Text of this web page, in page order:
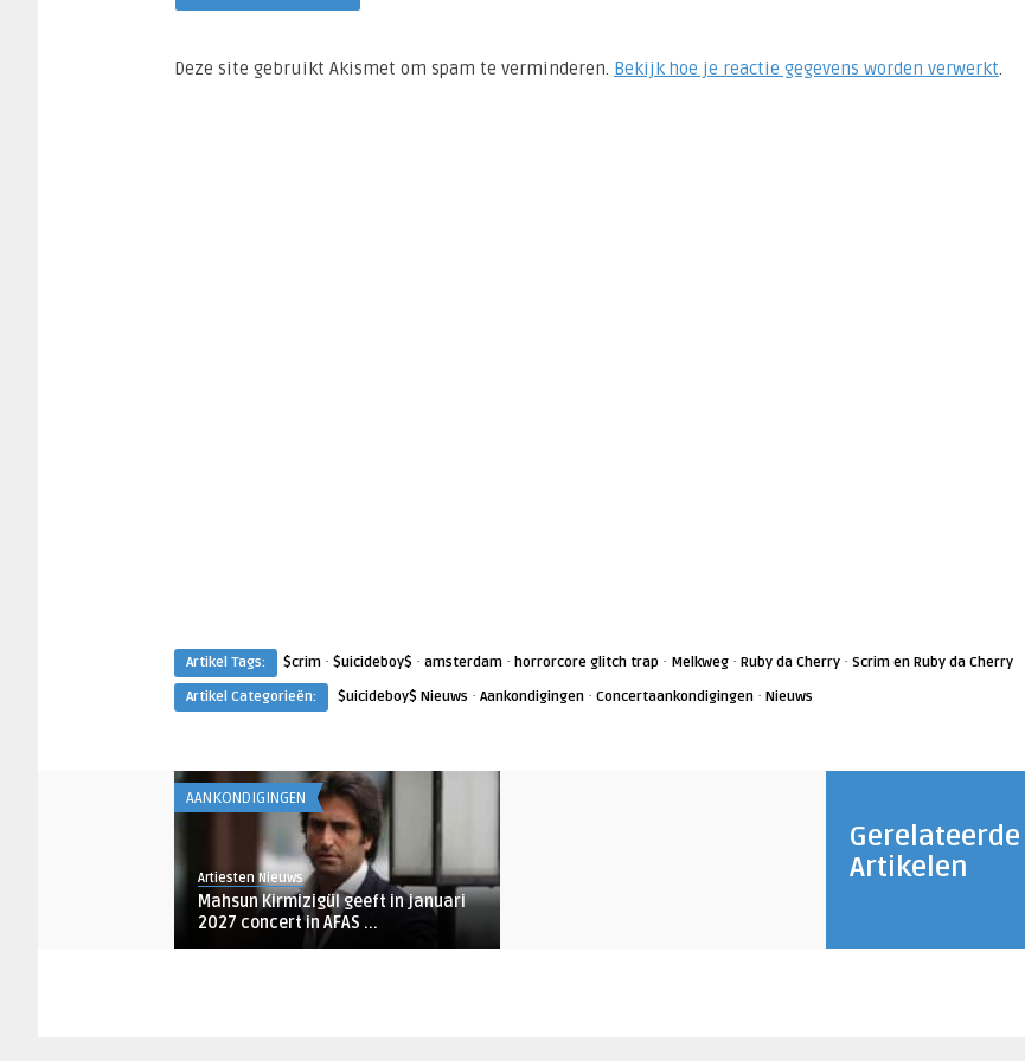
Deze site gebruikt Akismet om spam te verminderen. Bekijk hoe je reactie gegevens worden verwerkt
Artikel Tags: $crim · $uicideboy$ · amsterdam · horrorcore glitch trap · Melkweg · Ruby da Cherry · Scrim en Ruby da Cherry
Artikel Categorieën:
$uicideboy$ Nieuws · Aankondigingen · Concertaankondigingen · Nieuws
Gerelateerde
Artikelen
AANKONDIGINGEN
Artiesten Nieuws
Mahsun Kirmizigül geeft in januari
2027 concert in AFAS ...